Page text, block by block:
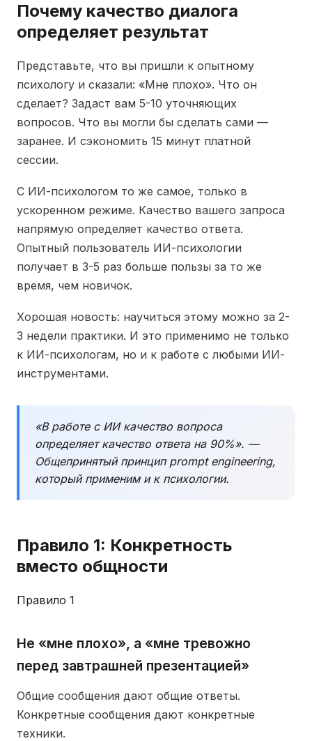
Почему качество диалога
определяет результат
Представьте, что вы пришли к опытному
психологу и сказали: «Мне плохо». Что он
сделает? Задаст вам 5-10 уточняющих
вопросов. Что вы могли бы сделать сами —
заранее. И сэкономить 15 минут платной
сессии.
С ИИ-психологом то же самое, только в
ускоренном режиме. Качество вашего запроса
напрямую определяет качество ответа.
Опытный пользователь ИИ-психологии
получает в 3-5 раз больше пользы за то же
время, чем новичок.
Хорошая новость: научиться этому можно за 2-
3 недели практики. И это применимо не только
к ИИ-психологам, но и к работе с любыми ИИ-
инструментами.
«В работе с ИИ качество вопроса
определяет качество ответа на 90%». —
Общепринятый принцип prompt engineering,
который применим и к психологии.
Правило 1: Конкретность
вместо общности
Правило 1
Не «мне плохо», а «мне тревожно
перед завтрашней презентацией»
Общие сообщения дают общие ответы.
Конкретные сообщения дают конкретные
техники.